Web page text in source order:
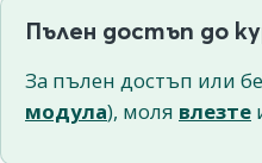
Пълен достъп до
За пълен достъп или
модула), моля влезте